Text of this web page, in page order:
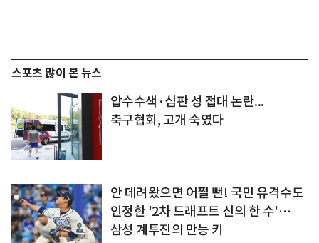
스포츠 많이 본 뉴스
압수수색·심판 성 접대 논란...
축구협회, 고개 숙였다
안 데려왔으면 어쩔 뻔! 국민 유격수도
인정한 '2차 드래프트 신의 한 수'…
삼성 계투진의 만능 키